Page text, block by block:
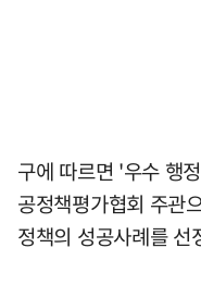
구에 따르면 '우수 행
공정책평가협회 주관
정책의 성공사례를 선